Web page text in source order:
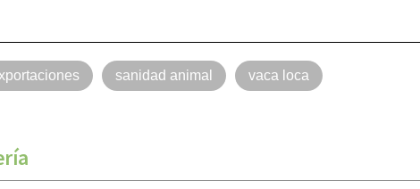
sanidad animal vaca loca